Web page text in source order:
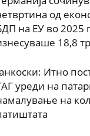
од
на ЕУ во 2025
18,8
Итно
уреди на
на